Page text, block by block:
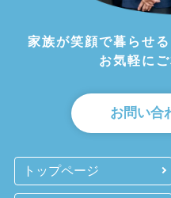
家族が笑顔で暮らせ
お気軽に
お問い合
トップページ